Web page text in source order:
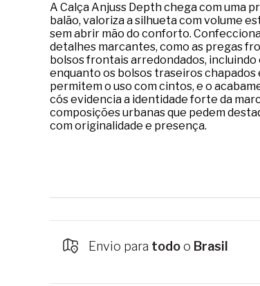
A Calça Anjuss Depth chega com uma
balão, valoriza a silhueta com volume
sem abrir mão do conforto.
detalhes marcantes, como as pregas
bolsos frontais arredondados,
enquanto os bolsos traseiros
permitem o uso com cintos, e o
cós evidencia a identidade forte da
composições urbanas que pedem
com originalidade e presença.
Envio para todoo Brasil